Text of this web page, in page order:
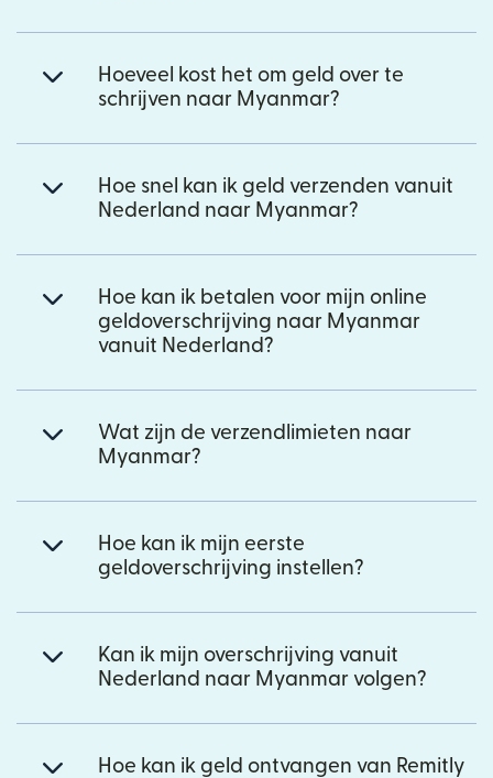
Hoeveel kost het om geld over te
schrijven naar Myanmar?
Hoe snel kan ik geld verzenden vanuit
Nederland naar Myanmar?
Hoe kan ik betalen voor mijn online
geldoverschrijving naar Myanmar
vanuit Nederland?
Wat zijn de verzendlimieten naar
Myanmar?
Hoe kan ik mijn eerste
geldoverschrijving instellen?
Kan ik mijn overschrijving vanuit
Nederland naar Myanmar volgen?
Hoe kan ik geld ontvangen van Remitly